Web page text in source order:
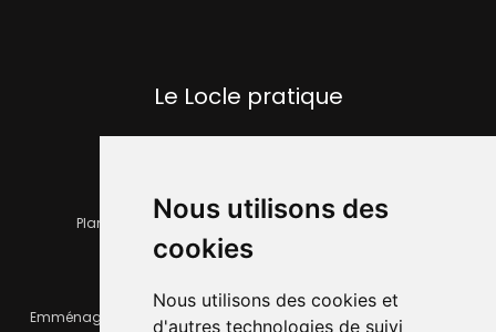
Nous utilisons des
cookies
Nous utilisons des cookies et
d'autres technologies de suivi
Le Locle pratique
Plan de la ville Horaires et services communaux
Emménager ou déménager Infos pratiques